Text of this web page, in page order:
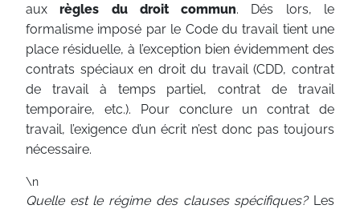
auxrègles du droit commun. Dés lors, le
formalisme imposé par le Code du travail tient une
place résiduelle, à l’exception bien évidemment des
contrats spéciaux en droit du travail (CDD, contrat
de travail à temps partiel, contrat de travail
temporaire, etc.). Pour conclure un contrat de
travail, l’exigence d’un écrit n’est donc pas toujours
nécessaire.
\n
Quelle est le régime des clauses spécifiques?Les